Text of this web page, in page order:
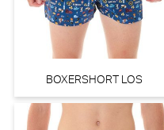
BOXERSHORT LOS